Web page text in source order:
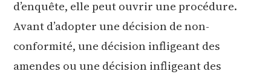
d’enquête, elle peut ouvrir une procédure.
Avant d’adopter une décision de non-
conformité, une décision infligeant des
amendes ou une décision infligeant des